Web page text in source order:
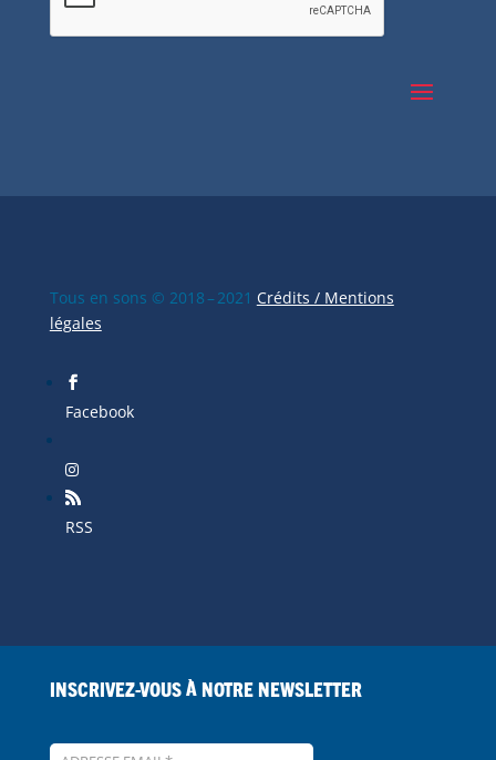
Tous en sons © 2018 – 2021 Crédits / Mentions
légales
Facebook
RSS
Inscrivez-vous à notre Newsletter